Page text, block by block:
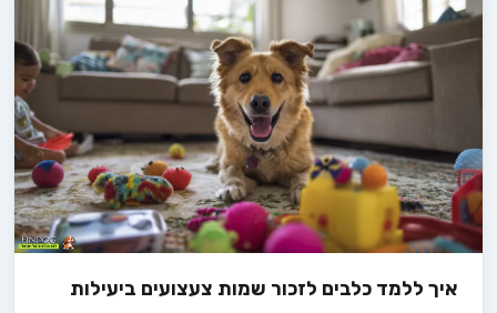
איך ללמד כלבים לזכור שמות צעצועים ביעילות